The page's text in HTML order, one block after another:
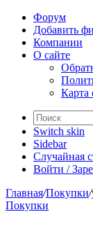
Форум
Добавить
Компании
О сайте
Карта
Switch skin
Sidebar
Случайная
Войти /
Главная/Покупки/
Покупки